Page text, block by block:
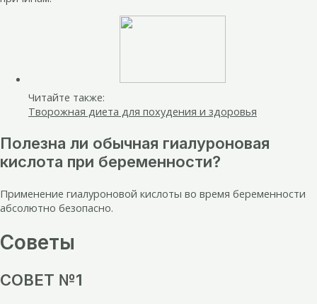
Читайте также:
Творожная диета для похудения и здоровья
Полезна ли обычная гиалуроновая
кислота при беременности?
Применение гиалуроновой кислоты во время беременности
абсолютно безопасно.
Советы
СОВЕТ №1